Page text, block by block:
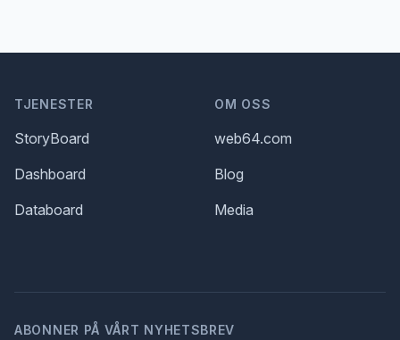
TJENESTER
StoryBoard
Dashboard
Databoard
OM OSS
web64.com
Blog
Media
ABONNER PÅ VÅRT NYHETSBREV